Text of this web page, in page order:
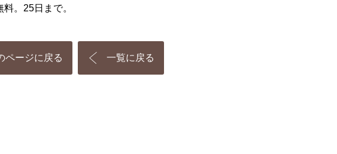
。25日まで。
ページに戻る 一覧に戻る